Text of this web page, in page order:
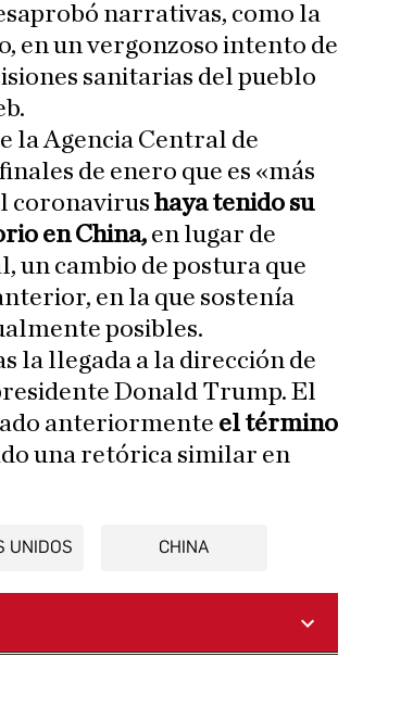
narrativas, como la
en un vergonzoso intento de
sanitarias del pueblo
la Agencia Central de
de enero que es «más
coronavirus haya tenido su
en China, en lugar de
un cambio de postura que
en la que sostenía
posibles.
la llegada a la dirección de
Donald Trump. El
anteriormente el término
una retórica similar en
UNIDOS CHINA